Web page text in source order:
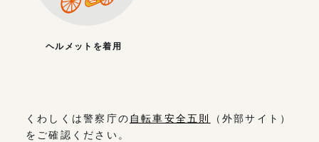
ヘルメットを着用
くわしくは警察庁の 自転車安全五則
（外部サイト）
をご確認ください。